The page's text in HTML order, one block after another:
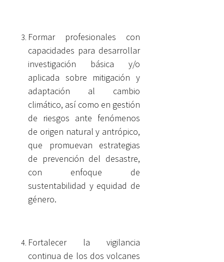
Formar profesionales con
capacidades para desarrollar
investigación básica y/o
aplicada sobre mitigación y
adaptación al cambio
climático, así como en gestión
de riesgos ante fenómenos
de origen natural y antrópico,
que promuevan estrategias
de prevención del desastre,
con enfoque de
sustentabilidad y equidad de
género.
Fortalecer la vigilancia
continua de los dos volcanes